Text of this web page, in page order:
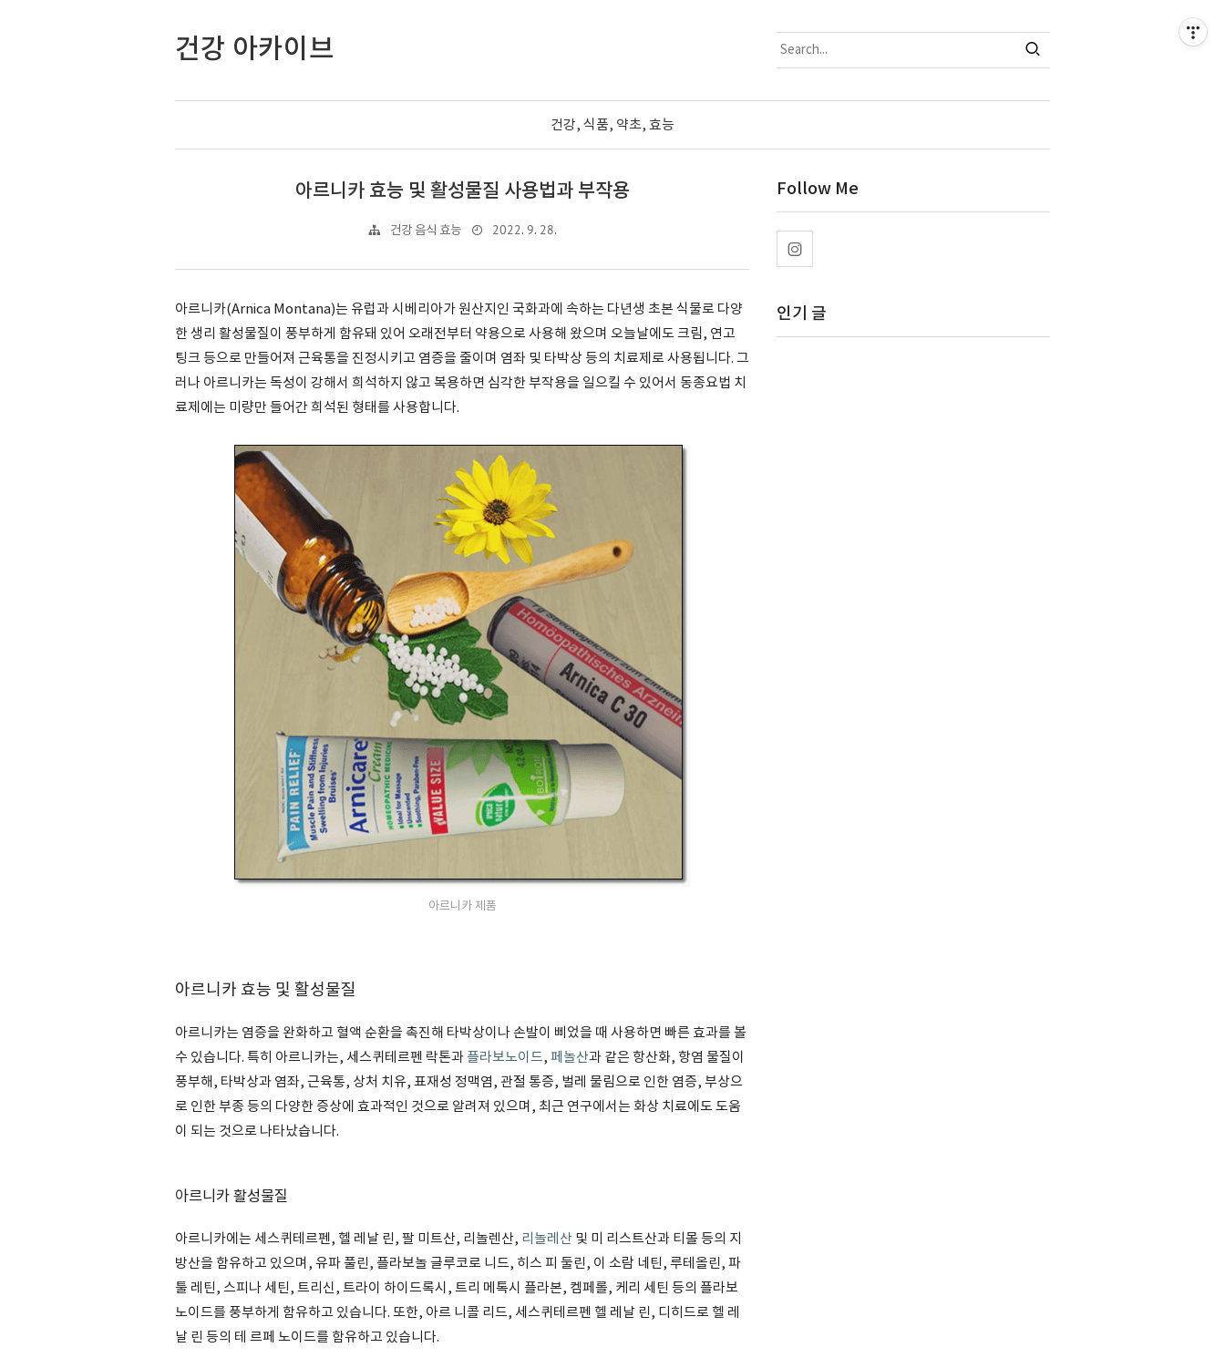
건강 아카이브
건강, 식품, 약초, 효능
아르니카 효능 및 활성물질 사용법과 부작용
건강 음식 효능 2022. 9. 28.
아르니카(Arnica Montana)는 유럽과 시베리아가 원산지인 국화과에 속하는 다년생 초본 식물로 다양
한 생리 활성물질이 풍부하게 함유돼 있어 오래전부터 약용으로 사용해 왔으며 오늘날에도 크림, 연고
팅크 등으로 만들어져 근육통을 진정시키고 염증을 줄이며 염좌 및 타박상 등의 치료제로 사용됩니다. 그
러나 아르니카는 독성이 강해서 희석하지 않고 복용하면 심각한 부작용을 일으킬 수 있어서 동종요법 치
료제에는 미량만 들어간 희석된 형태를 사용합니다.
아르니카 제품
아르니카 효능 및 활성물질
아르니카는 염증을 완화하고 혈액 순환을 촉진해 타박상이나 손발이 삐었을 때 사용하면 빠른 효과를 볼
수 있습니다. 특히 아르니카는, 세스퀴테르펜 락톤과플라보노이드, 페놀산과 같은 항산화, 항염 물질이
풍부해, 타박상과 염좌, 근육통, 상처 치유, 표재성 정맥염, 관절 통증, 벌레 물림으로 인한 염증, 부상으
로 인한 부종 등의 다양한 증상에 효과적인 것으로 알려져 있으며, 최근 연구에서는 화상 치료에도 도움
이 되는 것으로 나타났습니다.
아르니카 활성물질
아르니카에는 세스퀴테르펜, 헬 레날 린, 팔 미트산, 리놀렌산, 리놀레산 및 미 리스트산과 티몰 등의 지
방산을 함유하고 있으며, 유파 풀린, 플라보놀 글루코로 니드, 히스 피 둘린, 이 소람 네틴, 루테올린, 파
툴 레틴, 스피나 세틴, 트리신, 트라이 하이드록시, 트리 메톡시 플라본, 켐페롤, 케리 세틴 등의 플라보
노이드를 풍부하게 함유하고 있습니다. 또한, 아르 니콜 리드, 세스퀴테르펜 헬 레날 린, 디히드로 헬 레
날 린 등의 테 르페 노이드를 함유하고 있습니다.
Follow Me
인기 글